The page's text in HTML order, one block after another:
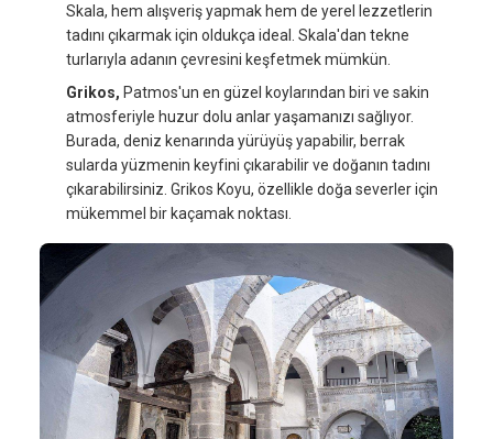
Skala, hem alışveriş yapmak hem de yerel lezzetlerin
tadını çıkarmak için oldukça ideal. Skala'dan tekne
turlarıyla adanın çevresini keşfetmek mümkün.
Grikos, Patmos'un en güzel koylarından biri ve sakin
atmosferiyle huzur dolu anlar yaşamanızı sağlıyor.
Burada, deniz kenarında yürüyüş yapabilir, berrak
sularda yüzmenin keyfini çıkarabilir ve doğanın tadını
çıkarabilirsiniz. Grikos Koyu, özellikle doğa severler için
mükemmel bir kaçamak noktası.